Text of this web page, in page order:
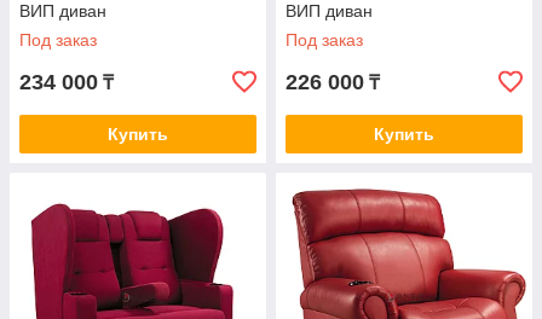
ВИП диван
Под заказ
234 000 ₸
Купить
ВИП диван
Под заказ
226 000 ₸
Купить